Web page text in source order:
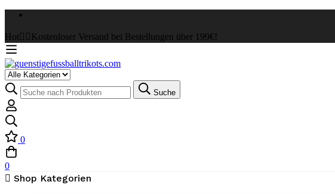
Hot ✌🏼Kostenloser Versand bei Bestellungen über 199€!
Select
a
Category
Suche
nach:
Suche
0
0
Shop Kategorien